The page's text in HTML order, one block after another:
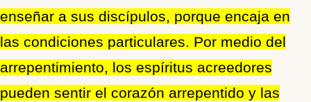
enseñar a sus discípulos, porque encaja en
las condiciones particulares. Por medio del
arrepentimiento, los espíritus acreedores
pueden sentir el corazón arrepentido y las